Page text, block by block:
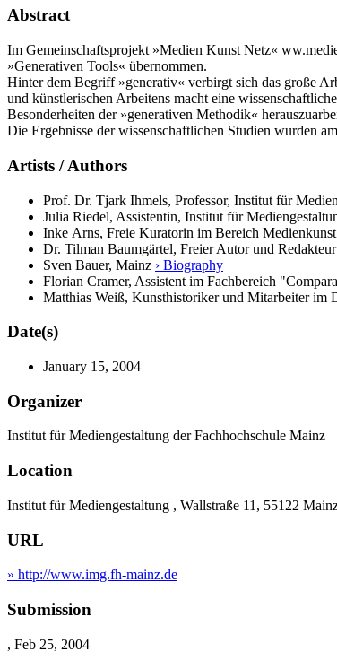
Abstract
Im Gemeinschaftsprojekt »Medien Kunst Netz«
»Generativen Tools« übernommen.
Hinter dem Begriff »generativ« verbirgt sich das große
und künstlerischen Arbeitens macht eine
Besonderheiten der »generativen Methodik«
Die Ergebnisse der wissenschaftlichen Studien wurden
Artists / Authors
Prof. Dr. Tjark Ihmels, Professor, Institut für
Julia Riedel, Assistentin, Institut für
Inke Arns, Freie Kuratorin im Bereich
Dr. Tilman Baumgärtel, Freier Autor und
Sven Bauer, Mainz › Biography
Florian Cramer, Assistent im Fachbereich
Matthias Weiß, Kunsthistoriker und Mitarbeiter im
Date(s)
January 15, 2004
Organizer
Institut für Mediengestaltung der Fachhochschule Mainz
Location
Institut für Mediengestaltung , Wallstraße 11, 55122
URL
» http://www.img.fh-mainz.de
Submission
, Feb 25, 2004